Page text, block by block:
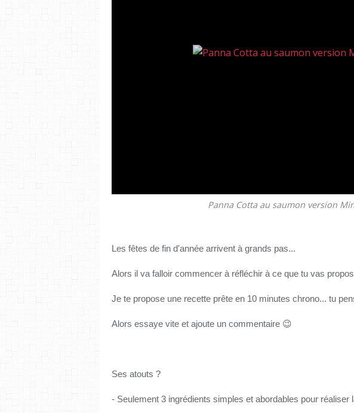
Panna Cotta au saumon version
Les fêtes de fin d'année arrivent à grands pas...
Alors il va falloir commencer à réfléchir à ce que tu vas
Je te propose une recette prête en 10 minutes chrono... tu
Alors essaye vite et ajoute un commentaire 😉
Ses atouts ?
- Seulement 3 ingrédients simples et abordables pour réaliser